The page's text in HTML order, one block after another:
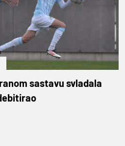
sastavu svladala